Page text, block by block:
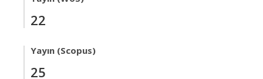
22
Yayın (Scopus)
25